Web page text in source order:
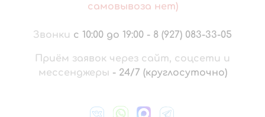
самовывоза нет)
Звонки с 10:00 до 19:00 - 8 (927) 083-33-05
Приём заявок через сайт, соцсети и
мессенджеры - 24/7 (круглосуточно)